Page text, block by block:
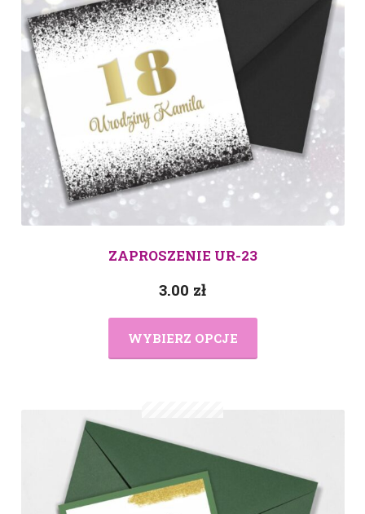
ZAPROSZENIE UR-23
3.00 zł
WYBIERZ OPCJE